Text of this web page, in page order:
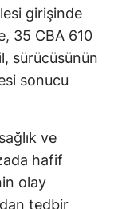
girişinde
35 CBA 610
sürücüsünün
sonucu
ve
hafif
olay
tedbir